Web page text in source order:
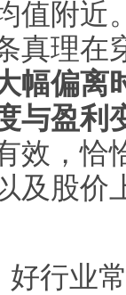
值附近
真理在
幅偏离
与盈利
效，恰
及股价
行业